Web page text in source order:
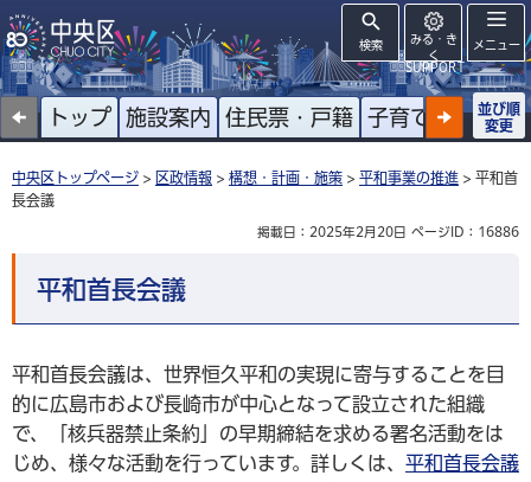
検索
みる・き
く
SUPPORT
メニュー
トップ 施設案内 住民票・戸籍 子育て 高齢者
並び順
変更
中央区トップページ > 区政情報 > 構想・計画・施策 > 平和事業の推進 > 平和首
長会議
掲載日：2025年2月20日 ページID：16886
平和首長会議
平和首長会議は、世界恒久平和の実現に寄与することを目
的に広島市および長崎市が中心となって設立された組織
で、「核兵器禁止条約」の早期締結を求める署名活動をは
じめ、様々な活動を行っています。詳しくは、 平和首長会議